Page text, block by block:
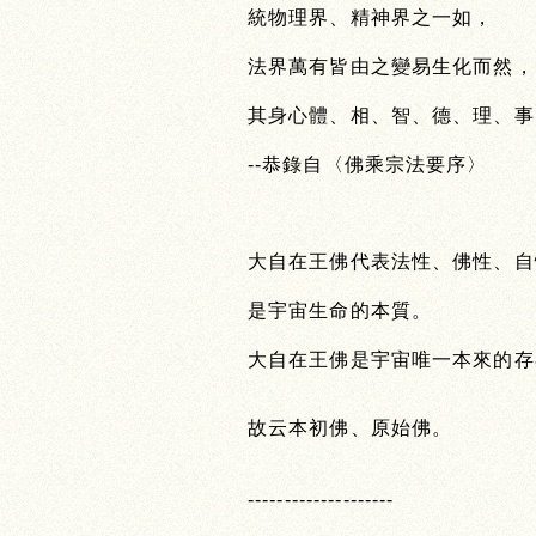
統物理界、精神界之一如，
法界萬有皆由之變易生化而然，
其身心體、相、智、德、理、
--恭錄自〈佛乘宗法要序〉
大自在王佛代表法性、佛性、
是宇宙生命的本質。
大自在王佛是宇宙唯一本來的
故云本初佛、原始佛。
--------------------